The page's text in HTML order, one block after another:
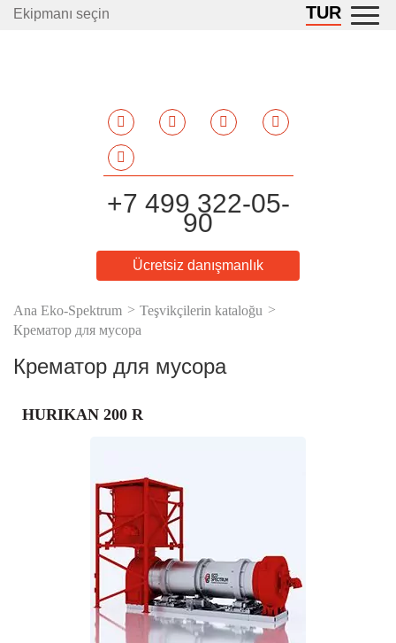
Ekipmanı seçin
+7 499 322-05-
90
Ücretsiz danışmanlık
TUR
Ana Eko-Spektrum
Teşvikçilerin kataloğu
Крематор для мусора
Крематор для мусора
HURIKAN 200 R